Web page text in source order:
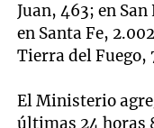
Juan, 463; en
en Santa Fe,
Tierra del Fuego,
El Ministerio
últimas 24 horas